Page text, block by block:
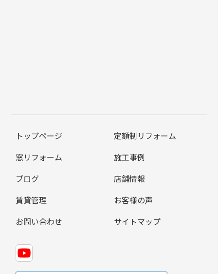
トップページ
定額制リフォーム
窓リフォーム
施工事例
ブログ
店舗情報
賃貸管理
お客様の声
お問い合わせ
サイトマップ